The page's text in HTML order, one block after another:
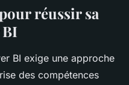
réussir sa
BI exige une approche
des compétences